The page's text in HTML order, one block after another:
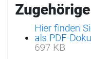
Hier finden
als PDF-
697 KB